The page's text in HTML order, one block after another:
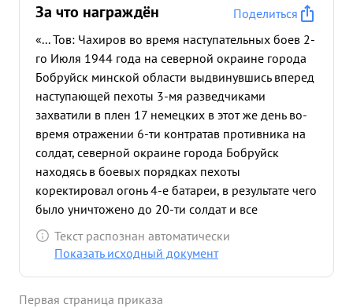
За что награждён
Поделиться
«... Тов: Чахиров во время наступательных боев 2-
го Июля 1944 года на северной окраине города
Бобруйск минской области выдвинувшись вперед
наступающей пехоты 3-мя разведчиками
захватили в плен 17 немецких в этот же день во-
время отражении 6-ти контратав противника на
солдат, северной окраине города Бобруйск
находясь в боевых порядках пехоты
коректировал огонь 4-е батареи, в результате чего
было уничтожено до 20-ти солдат и все
контратаки противника были успешно отражены,
что способствовало успешному продвижению
Текст распознан автоматически
Показать исходный документ
Первая страница приказа